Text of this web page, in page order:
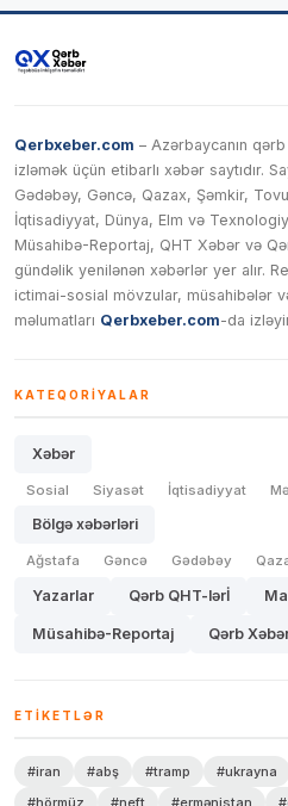
Qerbxeber.com – Azərbaycanın
izləmək üçün etibarlı xəbər saytıdır.
Gədəbəy, Gəncə, Qazax, Şəmkir,
İqtisadiyyat, Dünya, Elm və
Müsahibə-Reportaj, QHT Xəbər və
gündəlik yenilənən xəbərlər yer alır.
ictimai-sosial mövzular, müsahibələr
məlumatları Qerbxeber.com-da
KATEQORIYALAR
Xəbər
Sosial Siyasət İqtisadiyyat
Bölgə xəbərləri
Ağstafa Gəncə Gədəbəy
Yazarlar Qərb QHT-lərİ
Müsahibə-Reportaj Qərb
ETIKETLƏR
#iran #abş #tramp #ukrayna
#hörmüz
#neft #ermənistan